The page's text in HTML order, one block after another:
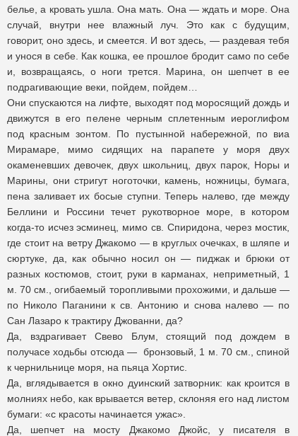
белье, а кровать ушла. Она мать. Она — ждать и море. Она
случай, внутри нее влажный луч. Это как с будущим,
говорит, оно здесь, и смеется. И вот здесь, — раздевая тебя
и унося в себе. Как кошка, ее прошлое бродит само по себе
и, возвращаясь, о ноги трется. Марина, он шепчет в ее
подрагивающие веки, пойдем, пойдем…
Они спускаются на лифте, выходят под моросящий дождь и
движутся в его пелене черным сплетенным иероглифом
под красным зонтом. По пустынной набережной, по виа
Мирамаре, мимо сидящих на парапете у моря двух
окаменевших девочек, двух школьниц, двух парок, Норы и
Марины, они стригут ноготочки, камень, ножницы, бумага,
пена заливает их босые ступни. Теперь налево, где между
Беллини и Россини течет рукотворное море, в котором
когда-то исчез эсминец, мимо св. Спиридона, через мостик,
где стоит на ветру Джакомо — в круглых очечках, в шляпе и
сюртуке, да, как обычно носил он — пиджак и брюки от
разных костюмов, стоит, руки в карманах, неприметный, 1
м. 70 см., огибаемый торопливыми прохожими, и дальше —
по Николо Паганини к св. Антонию и снова налево — по
Сан Лазаро к трактиру Джованни, да?
Да, вздрагивает Свево Блум, стоящий под дождем в
получасе ходьбы отсюда — бронзовый, 1 м. 70 см., спиной
к чернильнице моря, на пьяца Хортис.
Да, вглядывается в окно дуинский затворник: как кроится в
молниях небо, как врывается ветер, склоняя его над листом
бумаги: «с красоты начинается ужас».
Да, шепчет на мосту Джакомо Джойс, у писателя в